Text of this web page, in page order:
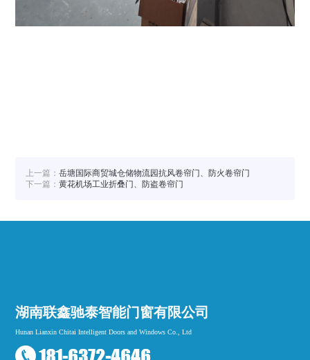
上一篇：岳塘国际商贸城仓储物流园抗风卷帘门、防火卷帘门
下一篇：黄花机场工业折叠门、防盗卷帘门
湖南联鑫驰泰智能门窗有限公司
Hunan Lianxin Chitai Intelligent Doors and Windows Co., Ltd